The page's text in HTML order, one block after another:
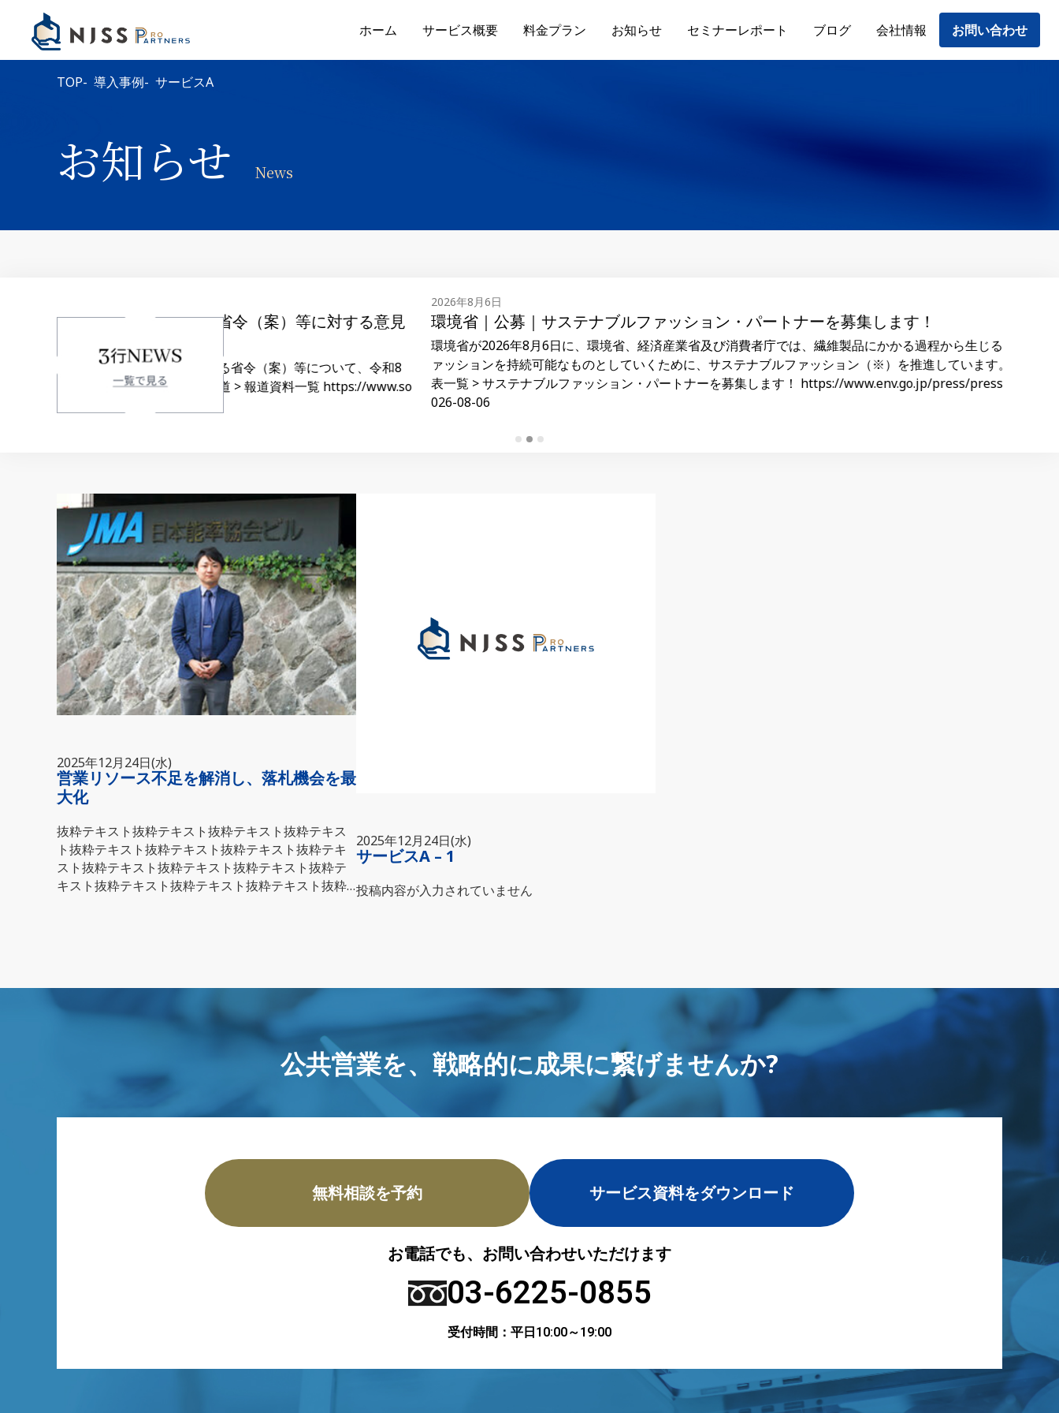
ホーム サービス概要 料金プラン お知らせ セミナーレポート ブログ 会社情報 お問い合わせ
TOP 導入事例 サービスA
お知らせ News
正する省令（案）等に対する意見
を改正する省令（案）等について、令和8
広報・報道 > 報道資料一覧 https://www.so
環境省｜公募｜サステナブルファッション・パートナーを募集します！
環境省が2026年8月6日に、環境省、経済産業省及び消費者庁では、繊維製品にかかる過程から生じる環境負荷の低減を図り、我が国のフ
ァッションを持続可能なものとしていくために、サステナブルファッション（※）を推進しています。 出典 ホーム > 報道・広報 > 報道発
表一覧 > サステナブルファッション・パートナーを募集します！ https://www.env.go.jp/press/press_05393.html 出典元の記事更新日: 2
2025年12月24日(水)
営業リソース不足を解消し、落札機会を最
大化
抜粋テキスト抜粋テキスト抜粋テキスト抜粋テキス
ト抜粋テキスト抜粋テキスト抜粋テキスト抜粋テキ
スト抜粋テキスト抜粋テキスト抜粋テキスト抜粋テ
キスト抜粋テキスト抜粋テキスト抜粋テキスト抜粋
2025年12月24日(水)
サービスA – 1
投稿内容が入力されていません
公共営業を、 戦略的に成果に繋げませんか?
無料相談を予約 サービス資料をダウンロード
お電話でも、お問い合わせいただけます
03-6225-0855
受付時間：平日10:00～19:00